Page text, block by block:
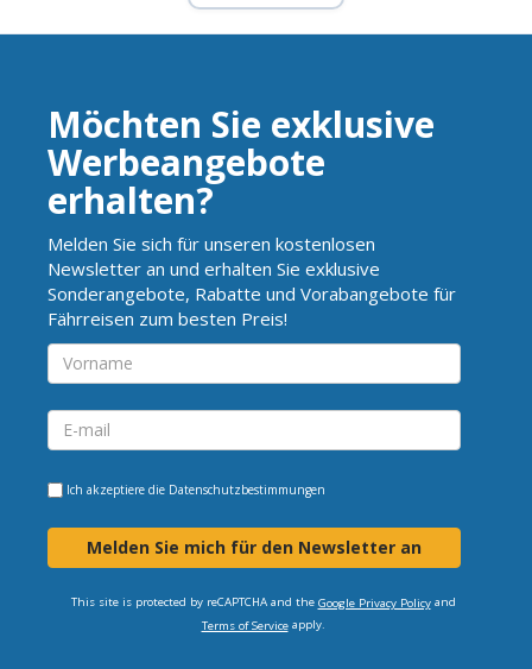
Möchten Sie exklusive
Werbeangebote
erhalten?
Melden Sie sich für unseren kostenlosen
Newsletter an und erhalten Sie exklusive
Sonderangebote, Rabatte und Vorabangebote für
Fährreisen zum besten Preis!
Ich akzeptiere die Datenschutzbestimmungen
Melden Sie mich für den Newsletter an
This site is protected by reCAPTCHA and the Google Privacy Policyand
Terms of Serviceapply.